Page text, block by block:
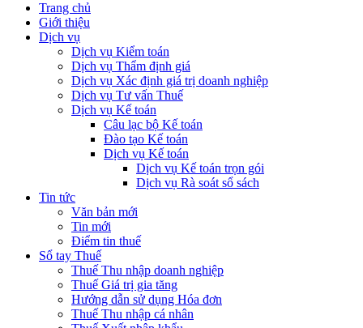
Trang chủ
Giới thiệu
Dịch vụ
Dịch vụ Kiểm toán
Dịch vụ Thẩm định giá
Dịch vụ Xác định giá trị doanh nghiệp
Dịch vụ Tư vấn Thuế
Dịch vụ Kế toán
Câu lạc bộ Kế toán
Đào tạo Kế toán
Dịch vụ Kế toán
Dịch vụ Kế toán trọn gói
Dịch vụ Rà soát sổ sách
Tin tức
Văn bản mới
Tin mới
Điểm tin thuế
Sổ tay Thuế
Thuế Thu nhập doanh nghiệp
Thuế Giá trị gia tăng
Hướng dẫn sử dụng Hóa đơn
Thuế Thu nhập cá nhân